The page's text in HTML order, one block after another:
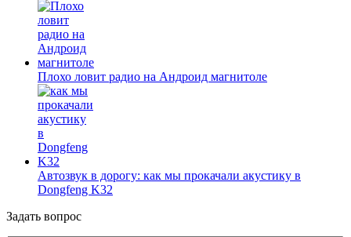
Плохо ловит радио на Андроид магнитоле
Автозвук в дорогу: как мы прокачали акустику в
Dongfeng K32
Задать вопрос